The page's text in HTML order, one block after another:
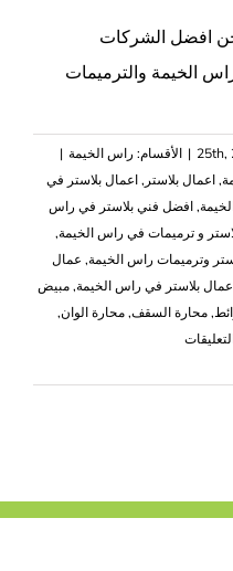
افضل الشركات
الخيمة والترميمات
| الأقسام: راس الخيمة |
, اعمال بلاستر , اعمال بلاستر في
, افضل فني بلاستر في راس
و ترميمات في راس الخيمة,
وترميمات راس الخيمة, عمال
بلاستر في راس الخيمة, مبيض
, محارة السقف, محارة الوان,
على
بلاستر
مغلقة